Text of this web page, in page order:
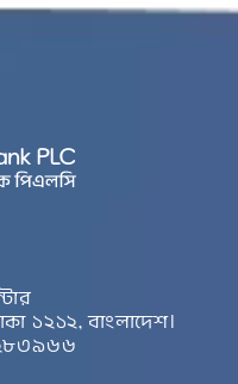
১২১২, বাংলাদেশ।